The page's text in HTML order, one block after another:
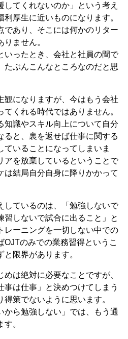
してくれないのか」という考え
厚生に近いものになります。
であり、そこには何かのリター
ません。
いったとき、会社と社員の間で
たぶんこんなところなのだと思
観になりますが、今はもう会社
くれる時代ではありません。
知識やスキル向上について自分
ると、裏を返せば仕事に関する
ていることになってしまいま
アを放棄しているということで
は結局自分自身に降りかかって
しているのは、「勉強しないで
習しないで試合に出ること」と
レーニングを一切しない中での
OJTのみでの業務習得というこ
限界があります。
は絶対に必要なことですが、
事は仕事」と決めつけてしまう
策でないように思います。
から勉強しない」では、もう通
。